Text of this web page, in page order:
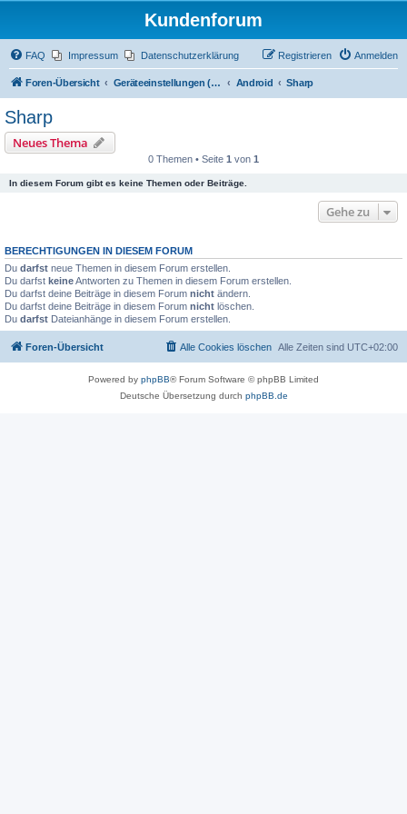
Kundenforum
FAQ Impressum Datenschutzerklärung Anmelden
Registrieren
Foren-Übersicht Geräteeinstellungen (Zugriff über Passwort "alamos") Android Sharp
Sharp
Neues Thema
0 Themen • Seite 1 von 1
In diesem Forum gibt es keine Themen oder Beiträge.
Gehe zu
BERECHTIGUNGEN IN DIESEM FORUM
Du darfst neue Themen in diesem Forum erstellen.
Du darfst keineAntworten zu Themen in diesem Forum erstellen.
Du darfst deine Beiträge in diesem Forum nicht ändern.
Du darfst deine Beiträge in diesem Forum nicht löschen.
Du darfst Dateianhänge in diesem Forum erstellen.
Foren-Übersicht Alle Zeiten sind UTC+02:00
Alle Cookies löschen
Powered by phpBB® Forum Software © phpBB Limited
Deutsche Übersetzung durch phpBB.de